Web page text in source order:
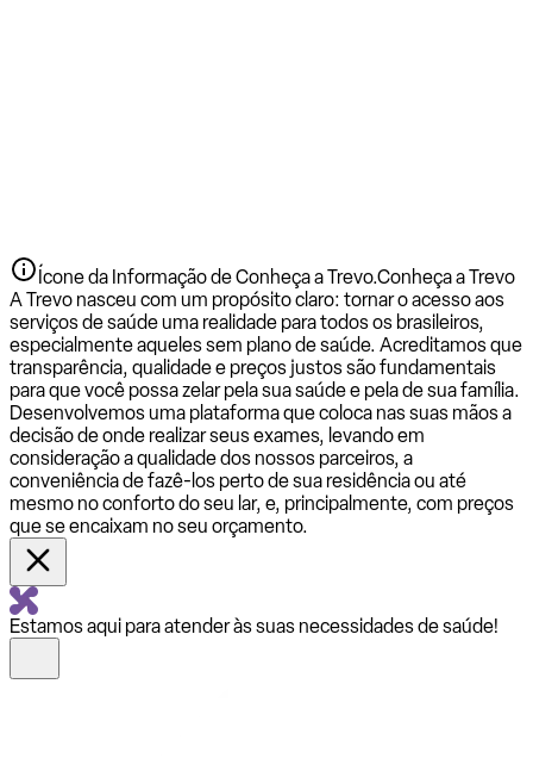
Ícone da Informação de Conheça a Trevo.Conheça a Trevo
A Trevo nasceu com um propósito claro: tornar o acesso aos
serviços de saúde uma realidade para todos os brasileiros,
especialmente aqueles sem plano de saúde. Acreditamos que
transparência, qualidade e preços justos são fundamentais
para que você possa zelar pela sua saúde e pela de sua família.
Desenvolvemos uma plataforma que coloca nas suas mãos a
decisão de onde realizar seus exames, levando em
consideração a qualidade dos nossos parceiros, a
conveniência de fazê-los perto de sua residência ou até
mesmo no conforto do seu lar, e, principalmente, com preços
que se encaixam no seu orçamento.
Estamos aqui para atender às suas necessidades de saúde!